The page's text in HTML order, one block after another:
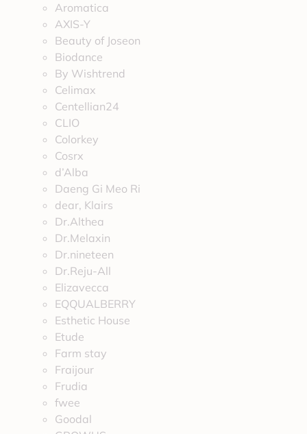
Aromatica
AXIS-Y
Beauty of Joseon
Biodance
By Wishtrend
Celimax
Centellian24
CLIO
Colorkey
Cosrx
d’Alba
Daeng Gi Meo Ri
dear, Klairs
Dr.Althea
Dr.Melaxin
Dr.nineteen
Dr.Reju-All
Elizavecca
EQQUALBERRY
Esthetic House
Etude
Farm stay
Fraijour
Frudia
fwee
Goodal